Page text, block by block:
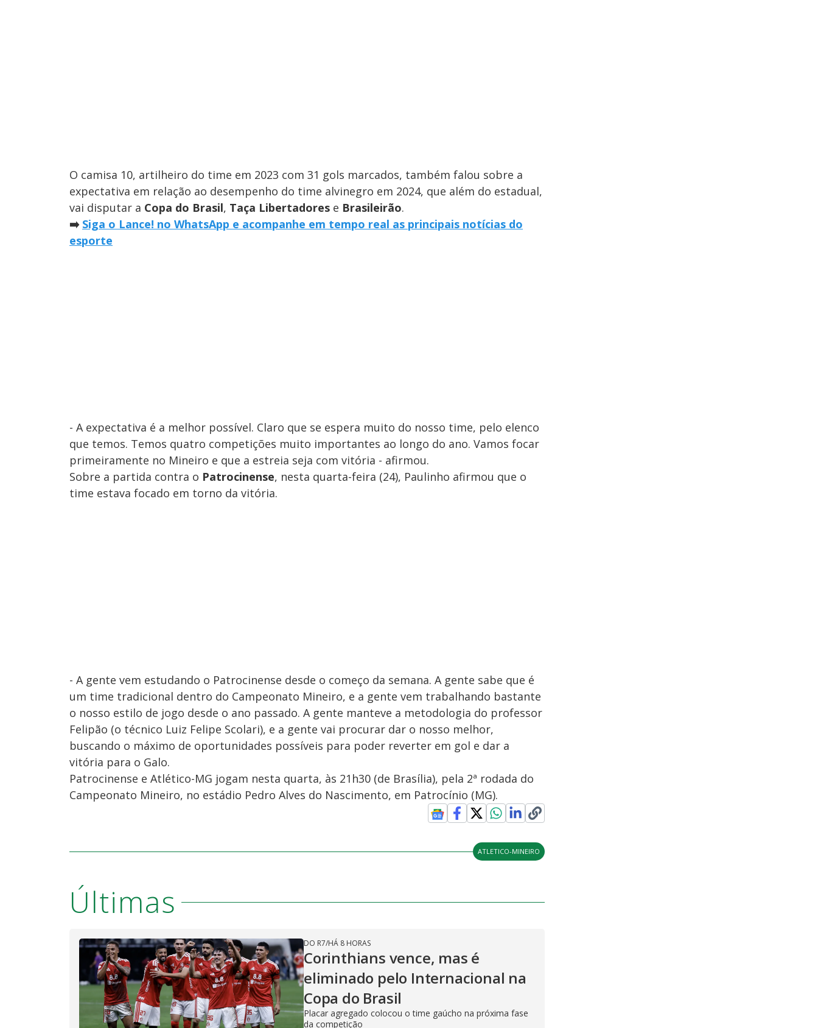
O camisa 10, artilheiro do time em 2023 com 31 gols marcados, também falou sobre a
expectativa em relação ao desempenho do time alvinegro em 2024, que além do estadual,
vai disputar a Copa do Brasil, Taça Libertadores e Brasileirão.
➡️ Siga o Lance! no WhatsApp e acompanhe em tempo real as principais notícias do
esporte
- A expectativa é a melhor possível. Claro que se espera muito do nosso time, pelo elenco
que temos. Temos quatro competições muito importantes ao longo do ano. Vamos focar
primeiramente no Mineiro e que a estreia seja com vitória - afirmou.
Sobre a partida contra o Patrocinense, nesta quarta-feira (24), Paulinho afirmou que o
time estava focado em torno da vitória.
- A gente vem estudando o Patrocinense desde o começo da semana. A gente sabe que é
um time tradicional dentro do Campeonato Mineiro, e a gente vem trabalhando bastante
o nosso estilo de jogo desde o ano passado. A gente manteve a metodologia do professor
Felipão (o técnico Luiz Felipe Scolari), e a gente vai procurar dar o nosso melhor,
buscando o máximo de oportunidades possíveis para poder reverter em gol e dar a
vitória para o Galo.
Patrocinense e Atlético-MG jogam nesta quarta, às 21h30 (de Brasília), pela 2ª rodada do
Campeonato Mineiro, no estádio Pedro Alves do Nascimento, em Patrocínio (MG).
ATLETICO-MINEIRO
Últimas
DO R7/HÁ 8 HORAS
Corinthians vence, mas é
eliminado pelo Internacional na
Copa do Brasil
Placar agregado colocou o time gaúcho na próxima fase
da competição